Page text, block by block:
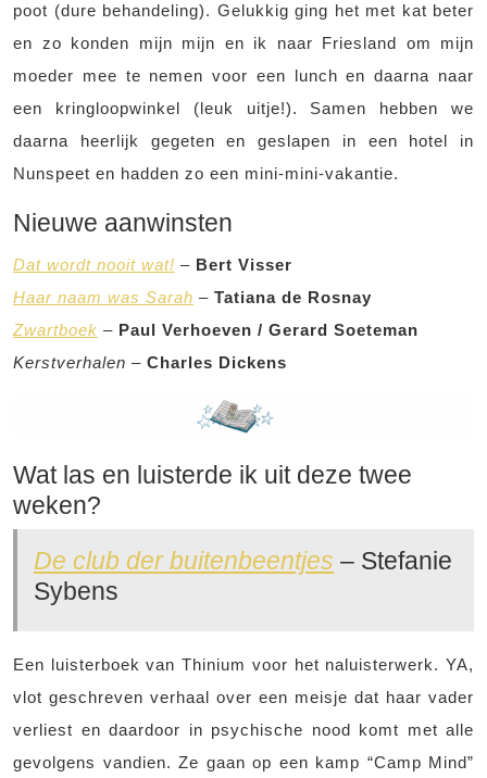
poot (dure behandeling). Gelukkig ging het met kat beter
en zo konden mijn mijn en ik naar Friesland om mijn
moeder mee te nemen voor een lunch en daarna naar
een kringloopwinkel (leuk uitje!). Samen hebben we
daarna heerlijk gegeten en geslapen in een hotel in
Nunspeet en hadden zo een mini-mini-vakantie.
Nieuwe aanwinsten
Dat wordt nooit wat! – Bert Visser
Haar naam was Sarah – Tatiana de Rosnay
Zwartboek – Paul Verhoeven / Gerard Soeteman
Kerstverhalen – Charles Dickens
Wat las en luisterde ik uit deze twee
weken?
De club der buitenbeentjes – Stefanie
Sybens
Een luisterboek van Thinium voor het naluisterwerk. YA,
vlot geschreven verhaal over een meisje dat haar vader
verliest en daardoor in psychische nood komt met alle
gevolgens vandien. Ze gaan op een kamp “Camp Mind”